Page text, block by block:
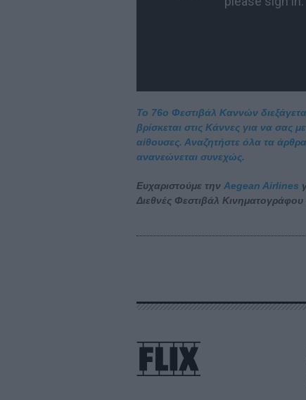
Το 76ο Φεστιβάλ Καννών
βρίσκεται στις Κάννες για να σας
αίθουσες. Αναζητήστε όλα τα
ανανεώνεται συνεχώς.
Ευχαριστούμε την Aegean Airlines
Διεθνές Φεστιβάλ